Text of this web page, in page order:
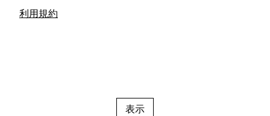
利用規約
表示